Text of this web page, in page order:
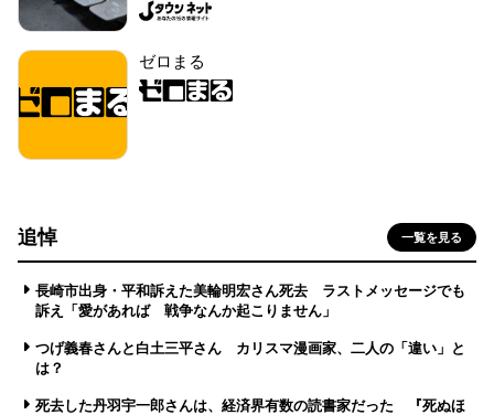
ゼロまる
追悼 一覧を見る
長崎市出身・平和訴えた美輪明宏さん死去 ラストメッセージでも
訴え「愛があれば 戦争なんか起こりません」
つげ義春さんと白土三平さん カリスマ漫画家、二人の「違い」と
は？
死去した丹羽宇一郎さんは、経済界有数の読書家だった 『死ぬほ